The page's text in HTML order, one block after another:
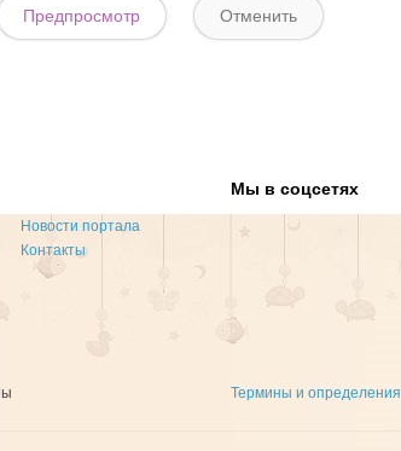
Новости портала
Контакты
Мы в соцсетях
Термины и определения